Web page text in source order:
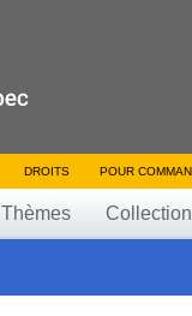
DROITS POUR
Thèmes